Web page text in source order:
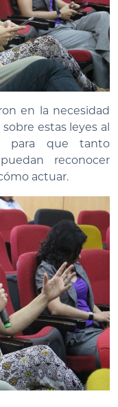
en la necesidad
estas leyes al
para que tanto
reconocer
actuar.